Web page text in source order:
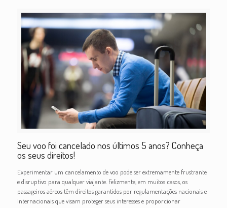
Seu voo foi cancelado nos últimos 5 anos? Conheça
os seus direitos!
Experimentar um cancelamento de voo pode ser extremamente frustrante
e disruptivo para qualquer viajante. Felizmente, em muitos casos, os
passageiros aéreos têm direitos garantidos por regulamentações nacionais e
internacionais que visam proteger seus interesses e proporcionar